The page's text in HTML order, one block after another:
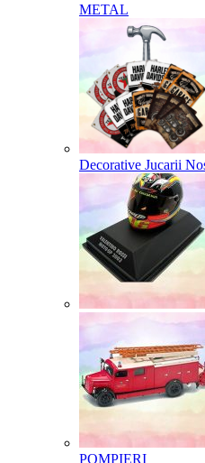
METAL
Decorative Jucarii
POMPIERI